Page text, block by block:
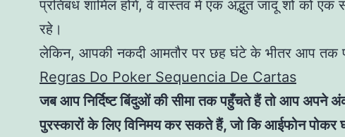
प्रतिबंध शामिल होंगे, वे वास्तव में एक अद्भुत जादू शो को एक
रहे।
लेकिन, आपकी नकदी आमतौर पर छह घंटे के भीतर आप तक
Regras Do Poker Sequencia De Cartas
जब आप निर्दिष्ट बिंदुओं की सीमा तक पहुँचते हैं तो आप अपने
पुरस्कारों के लिए विनिमय कर सकते हैं, जो कि आईफोन पोकर